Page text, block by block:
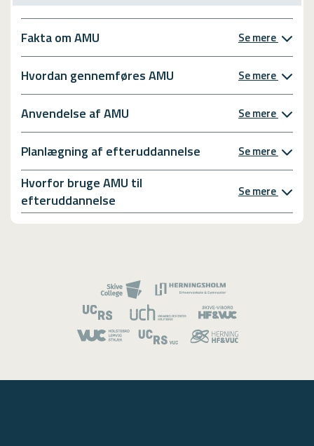
Fakta om AMU Se mere
Hvordan gennemføres AMU Se mere
Anvendelse af AMU Se mere
Planlægning af efteruddannelse Se mere
Hvorfor bruge AMU til
efteruddannelse
Se mere